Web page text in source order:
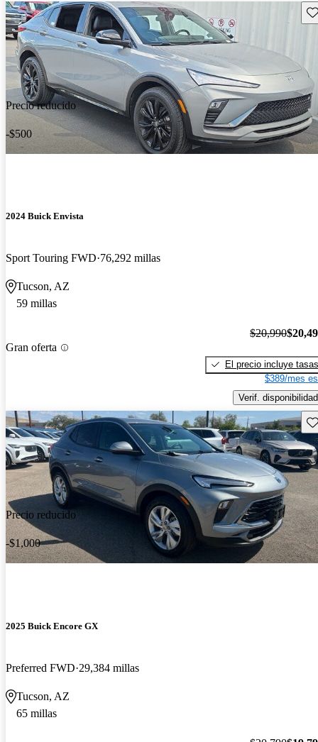
Precio reducido
-$500
2024 Buick Envista
Sport Touring FWD 76,292 millas
Tucson, AZ
59 millas
Gran oferta
$20,990
El precio incluye tasas
$389/mes
Verif. disponibilidad
Precio reducido
-$1,000
2025 Buick Encore GX
Preferred FWD 29,384 millas
Tucson, AZ
65 millas